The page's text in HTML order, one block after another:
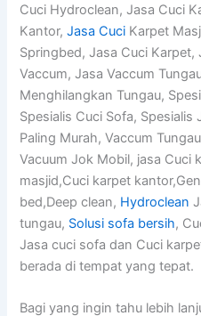
Cuci Hydroclean, Jasa Cuci
Kantor,Jasa Cuci Karpet
Springbed, Jasa Cuci Karpet,
Vaccum, Jasa Vaccum
Menghilangkan Tungau,
Spesialis Cuci Sofa, Spesialis
Paling Murah, Vaccum
Vacuum Jok Mobil, jasa Cuci
masjid,Cuci karpet
bed,Deep clean, Hydroclean
tungau, Solusi sofa bersih,
Jasa cuci sofa dan Cuci
berada di tempat yang tepat.
Bagi yang ingin tahu lebih